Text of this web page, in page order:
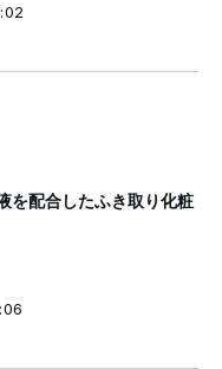
を配合したふき取り化粧